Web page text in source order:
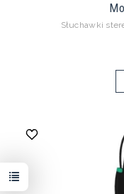
Słuchawki